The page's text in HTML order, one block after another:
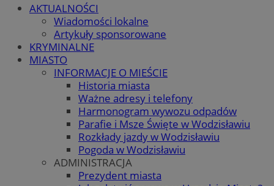
AKTUALNOŚCI
Wiadomości lokalne
Artykuły sponsorowane
KRYMINALNE
MIASTO
INFORMACJE O MIEŚCIE
Historia miasta
Ważne adresy i telefony
Harmonogram wywozu odpadów
Parafie i Msze Święte w Wodzisławiu
Rozkłady jazdy w Wodzisławiu
Pogoda w Wodzisławiu
ADMINISTRACJA
Prezydent miasta